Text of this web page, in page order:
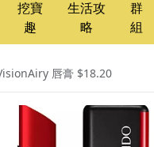
挖寶
趣
生活攻
略
群
組
唇膏 $18.20